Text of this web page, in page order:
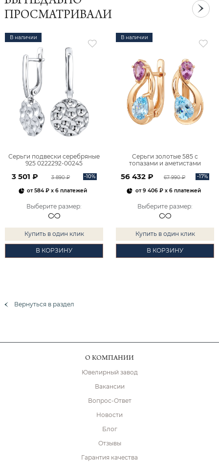
ПРОСМАТРИВАЛИ
В наличии
Серьги подвески серебряные
925 0222292-00245
3 501 ₽ 3 890 ₽ -10%
от584 ₽ x 6 платежей
Выберите размер:
Купить в один клик
В КОРЗИНУ
В наличии
Серьги золотые 585 с
топазами и аметистами
56 432 ₽ 67 990 ₽ -17%
от9 406 ₽x 6 платежей
Выберите размер:
Купить в один клик
В КОРЗИНУ
Вернуться в раздел
О КОМПАНИИ
Ювелирный завод
Вакансии
Вопрос-Ответ
Новости
Блог
Отзывы
Гарантия качества